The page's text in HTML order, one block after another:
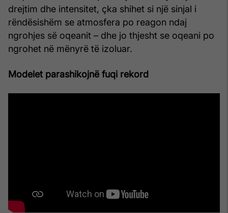
drejtim dhe intensitet, çka shihet si një sinjal i
rëndësishëm se atmosfera po reagon ndaj
ngrohjes së oqeanit – dhe jo thjesht se oqeani po
ngrohet në mënyrë të izoluar.
Modelet parashikojnë fuqi rekord